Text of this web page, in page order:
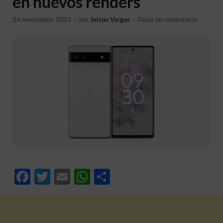
24 noviembre, 2021 - porJeison Vargas - Dejar un comentario
F
T
E
W